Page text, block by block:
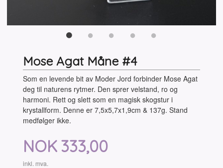
Mose Agat Måne #4
Som en levende bit av Moder Jord forbinder Mose Agat
deg til naturens rytmer. Den sprer velstand, ro og
harmoni. Rett og slett som en magisk skogstur i
krystallform. Denne er 7,5x5,7x1,9cm & 137g. Stand
medfølger ikke.
Pris
NOK 333,00
inkl. mva.